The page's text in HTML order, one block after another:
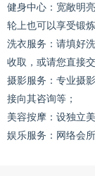
健身中心：宽敞明
轮上也可以享受锻
洗衣服务：请填好
收取，或请您直接
摄影服务：专业摄
接向其咨询等；
美容按摩：设独立
娱乐服务：网络会